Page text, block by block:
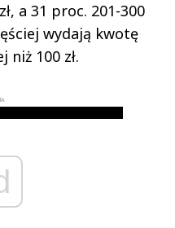
a 31 proc. 201-300
wydają kwotę
niż 100 zł.